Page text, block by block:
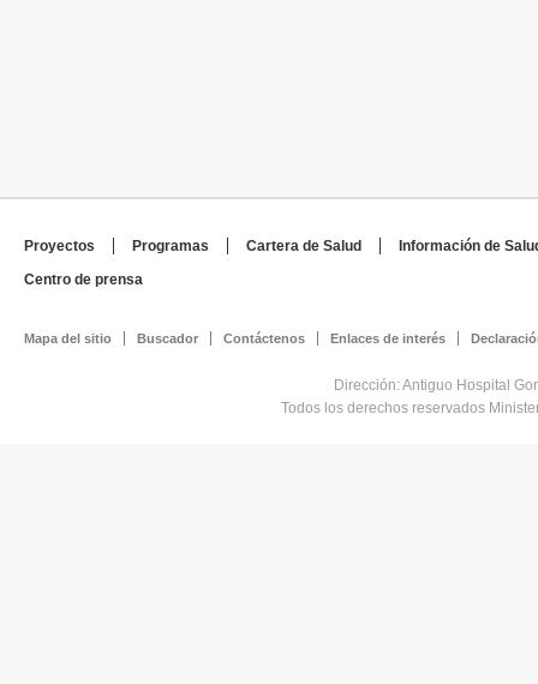
Proyectos Programas Cartera de Salud
Información de
Centro de prensa
Mapa del sitio Buscador Contáctenos Enlaces de interés
Dirección: Antiguo Hospital
Todos los derechos reservados